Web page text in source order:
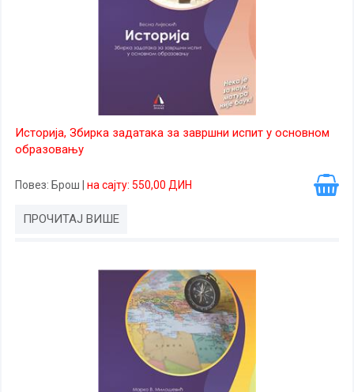
Историја, Збирка задатака за завршни испит у основном
образовању
Повез: Брош на сајту: 550,00 ДИН
ПРОЧИТАЈ ВИШЕ